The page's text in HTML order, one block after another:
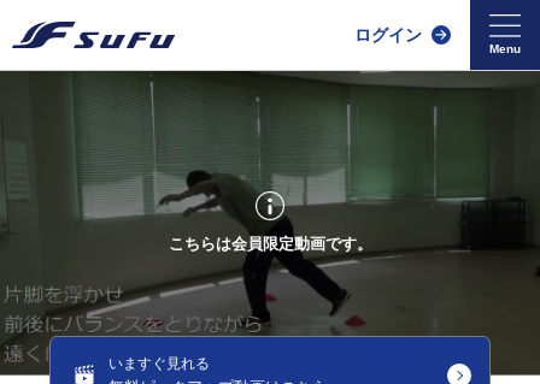
ログイン
こちらは会員限定動画です。
いますぐ見れる